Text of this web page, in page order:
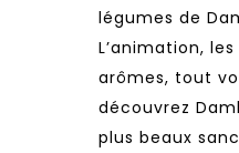
légumes de
L’animation,
arômes, tout
découvrez
plus beaux